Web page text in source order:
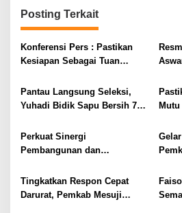
a
s
i
p
o
s
Posting Terkait
Konferensi Pers : Pastikan
Kesiapan Sebagai Tuan
Tiga Venue Pelaksanaan
Soeratin Cup Piala Gubernur
Pantau Langsung Seleksi,
Yuhadi Bidik Sapu Bersih 7
Porwanas 2027
Perkuat Sinergi
Pembangunan dan
DPRD Mesuji Gelar Rakor
Forkopimda
2025
Tingkatkan Respon Cepat
Darurat, Pemkab Mesuji